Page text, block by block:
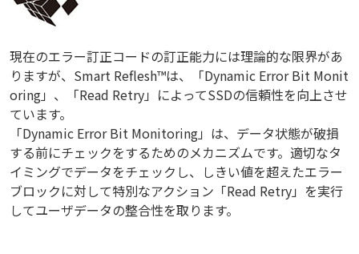
現在のエラー訂正コードの訂正能力には理論的な限界があ
りますが、Smart Reflesh™は、「Dynamic Error Bit Monit
oring」、「Read Retry」によってSSDの信頼性を向上させ
ています。
「Dynamic Error Bit Monitoring」は、データ状態が破損
する前にチェックをするためのメカニズムです。適切なタ
イミングでデータをチェックし、しきい値を超えたエラー
ブロックに対して特別なアクション「Read Retry」を実行
してユーザデータの整合性を取ります。